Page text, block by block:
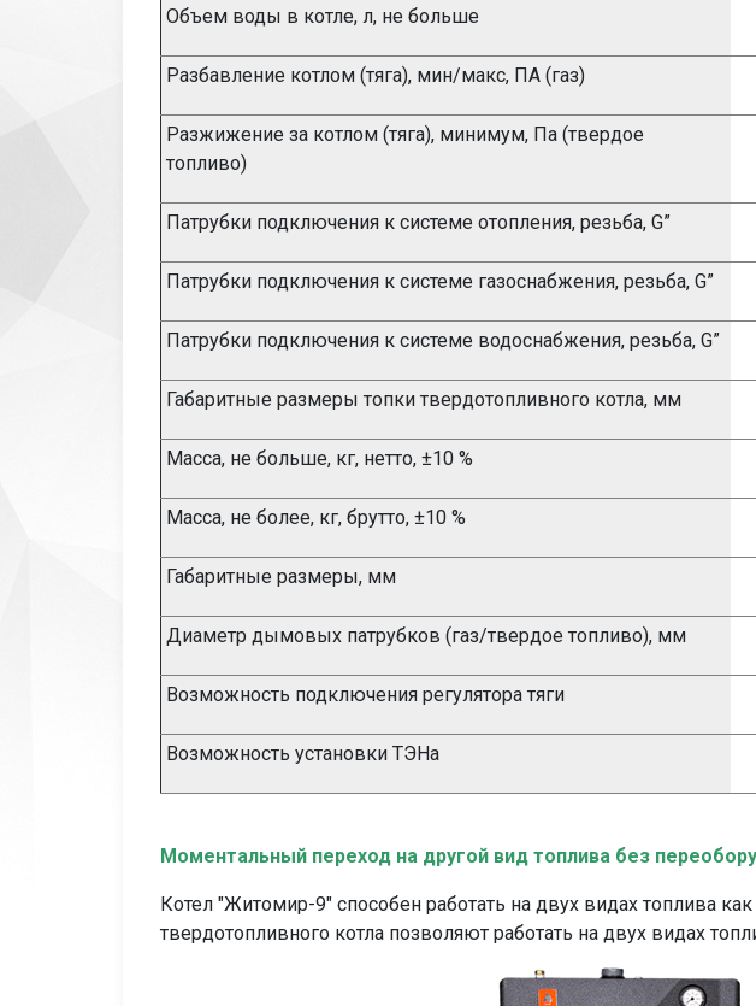
Объем воды в котле, л, не больше
Разбавление котлом (тяга), мин/макс, ПA (газ)
Разжижение за котлом (тяга), минимум, Па (твердое
топливо)
Патрубки подключения к системе отопления, резьба, G”
Патрубки подключения к системе газоснабжения, резьба, G”
Патрубки подключения к системе водоснабжения, резьба, G”
Габаритные размеры топки твердотопливного котла, мм
Масса, не больше, кг, нетто, ±10 %
Масса, не более, кг, брутто, ±10 %
Габаритные размеры, мм
Диаметр дымовых патрубков (газ/твердое топливо), мм
Возможность подключения регулятора тяги
Возможность установки ТЭНа
Моментальный переход на другой вид топлива без
Котел "Житомир-9" способен работать на двух видах топлива
твердотопливного котла позволяют работать на двух видах